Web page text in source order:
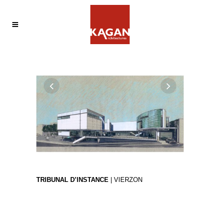
TRIBUNAL D’INSTANCE | VIERZON